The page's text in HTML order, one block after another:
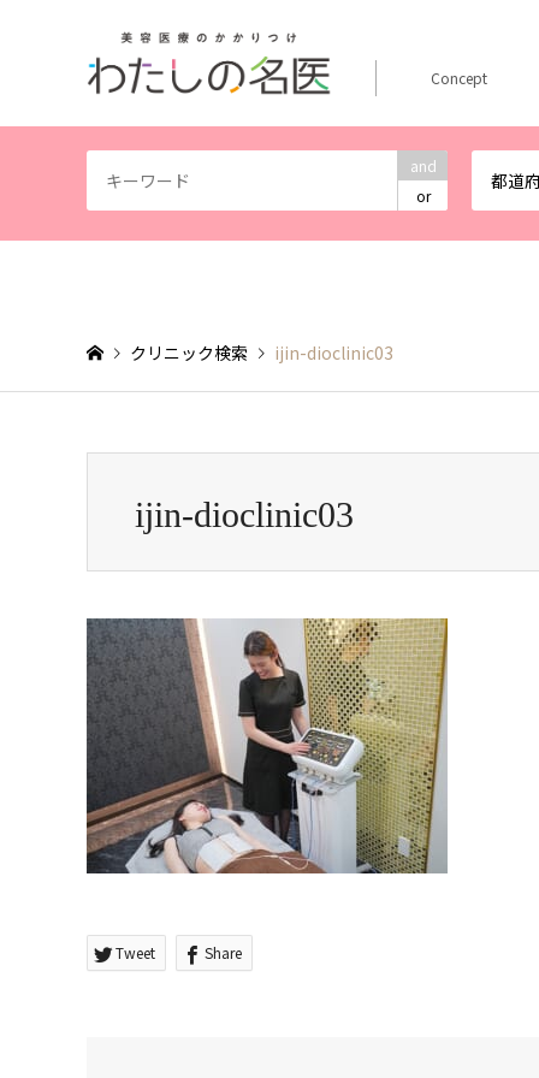
and
or
都道
Concept
クリニック検索 ijin-dioclinic03
ijin-dioclinic03
Tweet Share